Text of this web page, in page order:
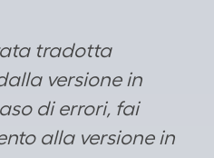
tradotta
versione in
di errori, fai
alla versione in